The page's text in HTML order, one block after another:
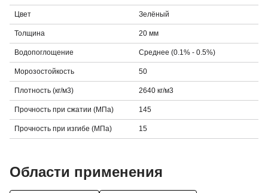
Цвет Зелёный
Толщина 20 мм
Водопоглощение Среднее (0.1% - 0.5%)
Морозостойкость 50
Плотность (кг/м3) 2640 кг/м3
Прочность при сжатии (МПа) 145
Прочность при изгибе (МПа) 15
Области применения